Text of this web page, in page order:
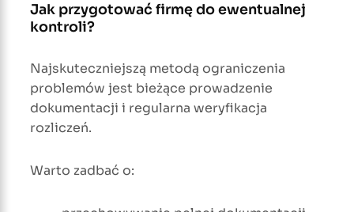
Jak przygotować firmę do ewentualnej
kontroli?
Najskuteczniejszą metodą ograniczenia
problemów jest bieżące prowadzenie
dokumentacji i regularna weryfikacja
rozliczeń.
Warto zadbać o: